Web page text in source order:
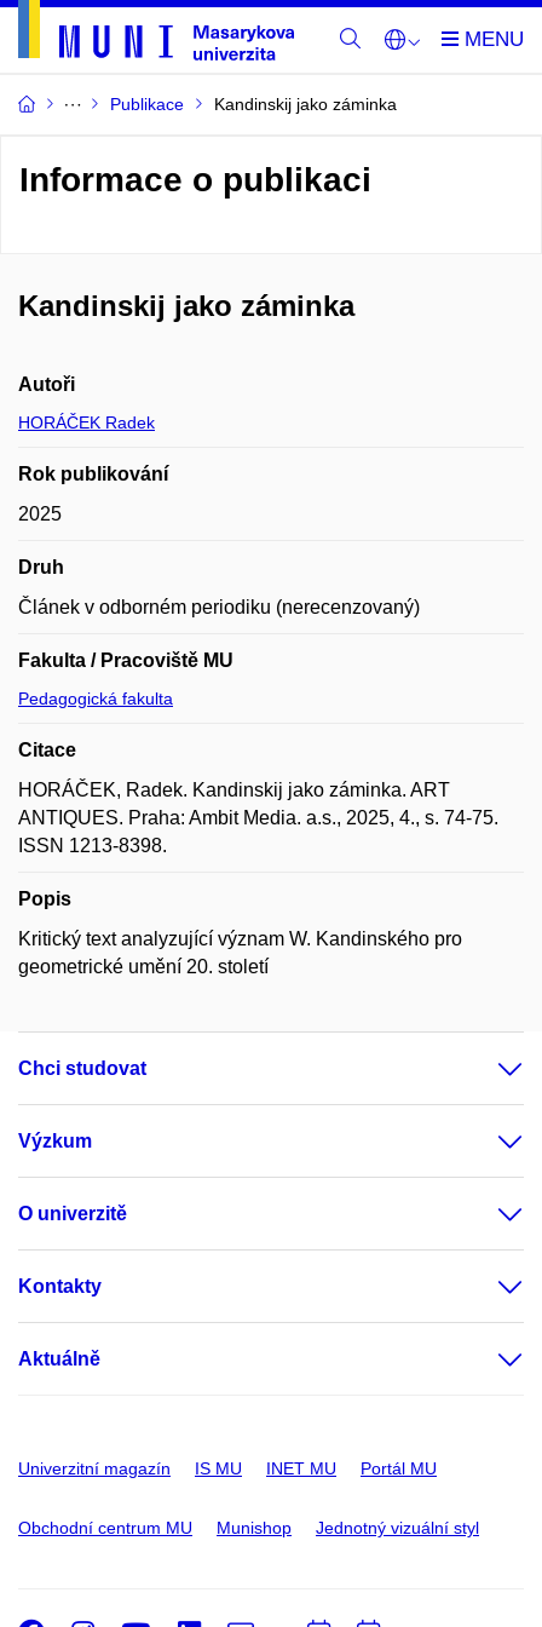
Publikace Kandinskij jako záminka
Informace o publikaci
Kandinskij jako záminka
Autoři
HORÁČEK Radek
Rok publikování
2025
Druh
Článek v odborném periodiku (nerecenzovaný)
Fakulta / Pracoviště MU
Pedagogická fakulta
Citace
HORÁČEK, Radek. Kandinskij jako záminka. ART
ANTIQUES. Praha: Ambit Media. a.s., 2025, 4., s. 74-75.
ISSN 1213-8398.
Popis
Kritický text analyzující význam W. Kandinského pro
geometrické umění 20. století
Chci studovat
Výzkum
O univerzitě
Kontakty
Aktuálně
Univerzitní magazín IS MU INET MU Portál MU
Obchodní centrum MU Munishop Jednotný vizuální styl